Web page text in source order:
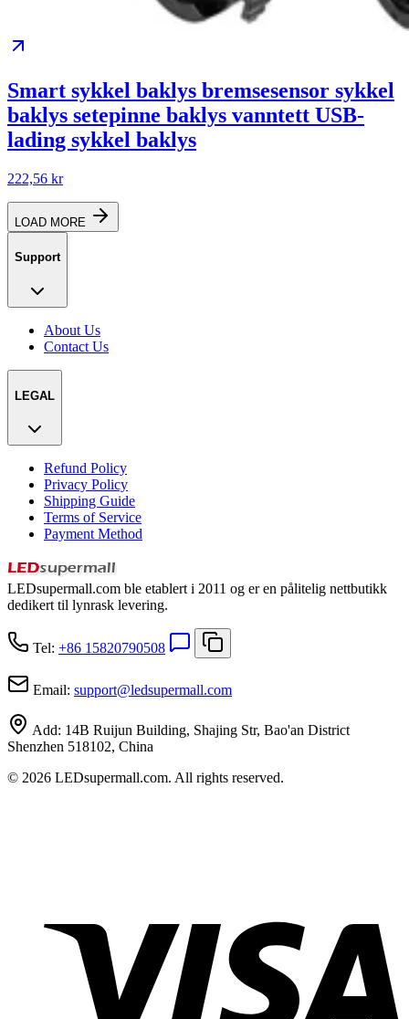
Smart sykkel baklys bremsesensor sykkel
baklys setepinne baklys vanntett USB-
lading sykkel baklys
222,56 kr
LOAD MORE
Support
About Us
Contact Us
LEGAL
Refund Policy
Privacy Policy
Shipping Guide
Terms of Service
Payment Method
LEDsupermall.com ble etablert i 2011 og er en pålitelig nettbutikk
dedikert til lynrask levering.
Tel: +86 15820790508
Email: support@ledsupermall.com
Add: 14B Ruijun Building, Shajing Str, Bao'an District
Shenzhen 518102, China
© 2026 LEDsupermall.com. All rights reserved.